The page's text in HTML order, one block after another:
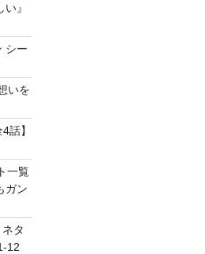
』
シー
いを
話】
一覧
ガン
タ
12